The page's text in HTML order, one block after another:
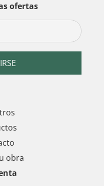
ofertas
obra